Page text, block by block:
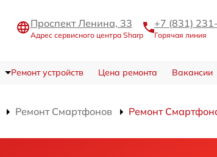
Проспект Ленина, 33
Адрес сервисного центра Sharp
+7 (831)
Горячая линия
Ремонт устройств Цена ремонта Вакансии
Ремонт Смартфонов Ремонт